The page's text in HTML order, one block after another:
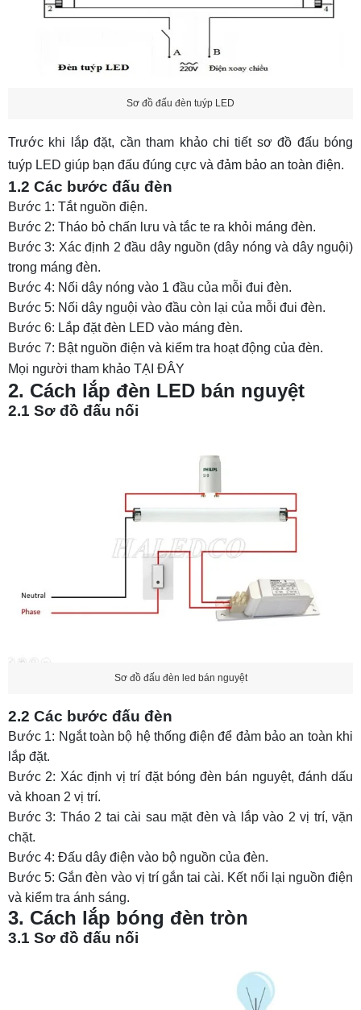
5. Cách đấu đèn led 12V
5.2 Các bước đấu đèn
6. Cách đấu đèn led 220V
6.1 Sơ đồ đấu nối
6.2 Các bước đấu đèn
7. Cách đấu mạch đèn led
7.1 Cách nối led nối tiếp
7.2 Cách đấu đèn led ruồi
7.3 Cách đấu mạch led vẫy
8. Một số lưu ý trong cách đấu đèn led
Sơ đồ đấu đèn tuýp LED
Trước khi lắp đặt, cần tham khảo chi tiết sơ đồ đấu bóng
tuýp LED giúp bạn đấu đúng cực và đảm bảo an toàn điện.
1.2 Các bước đấu đèn
Bước 1: Tắt nguồn điện.
Bước 2: Tháo bỏ chấn lưu và tắc te ra khỏi máng đèn.
Bước 3: Xác định 2 đầu dây nguồn (dây nóng và dây nguội)
trong máng đèn.
Bước 4: Nối dây nóng vào 1 đầu của mỗi đui đèn.
Bước 5: Nối dây nguội vào đầu còn lại của mỗi đui đèn.
Bước 6: Lắp đặt đèn LED vào máng đèn.
Bước 7: Bật nguồn điện và kiểm tra hoạt động của đèn.
Mọi người tham khảo TẠI ĐÂY
2. Cách lắp đèn LED bán nguyệt
2.1 Sơ đồ đấu nối
Sơ đồ đấu đèn led bán nguyệt
2.2 Các bước đấu đèn
Bước 1: Ngắt toàn bộ hệ thống điện để đảm bảo an toàn khi
lắp đặt.
Bước 2: Xác định vị trí đặt bóng đèn bán nguyệt, đánh dấu
và khoan 2 vị trí.
Bước 3: Tháo 2 tai cài sau mặt đèn và lắp vào 2 vị trí, vặn
chặt.
Bước 4: Đấu dây điện vào bộ nguồn của đèn.
Bước 5: Gắn đèn vào vị trí gắn tai cài. Kết nối lại nguồn điện
và kiểm tra ánh sáng.
3. Cách lắp bóng đèn tròn
3.1 Sơ đồ đấu nối